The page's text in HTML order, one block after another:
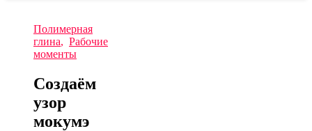
Полимерная
глина, Рабочие
моменты
Создаём
узор
мокумэ